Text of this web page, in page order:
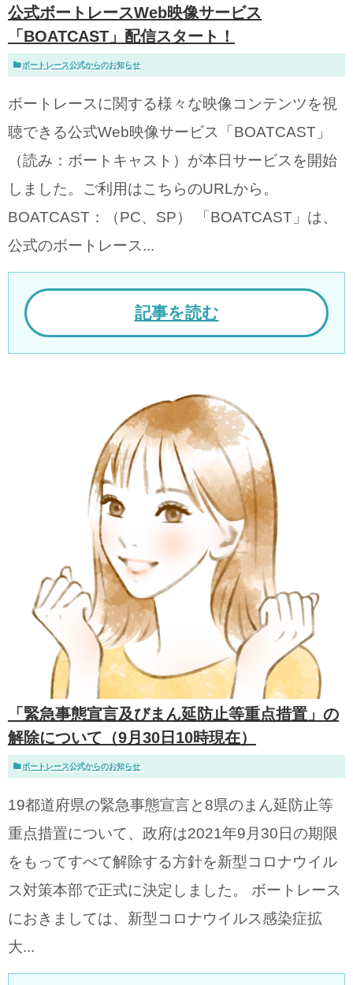
公式ボートレースWeb映像サービス
「BOATCAST」配信スタート！
ボートレース公式からのお知らせ
ボートレースに関する様々な映像コンテンツを視
聴できる公式Web映像サービス「BOATCAST」
（読み：ボートキャスト）が本日サービスを開始
しました。ご利用はこちらのURLから。
BOATCAST：（PC、SP） 「BOATCAST」は、
公式のボートレース...
記事を読む
「緊急事態宣言及びまん延防止等重点措置」の
解除について（9月30日10時現在）
ボートレース公式からのお知らせ
19都道府県の緊急事態宣言と8県のまん延防止等
重点措置について、政府は2021年9月30日の期限
をもってすべて解除する方針を新型コロナウイル
ス対策本部で正式に決定しました。 ボートレース
におきましては、新型コロナウイルス感染症拡
大...